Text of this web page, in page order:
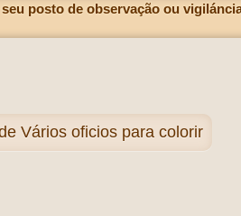
posto de observação ou
Vários oficios para colorir